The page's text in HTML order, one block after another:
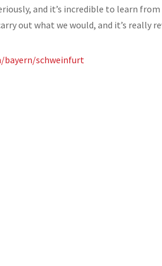
and it’s incredible to learn
out what we would, and it’s really
bayern/schweinfurt